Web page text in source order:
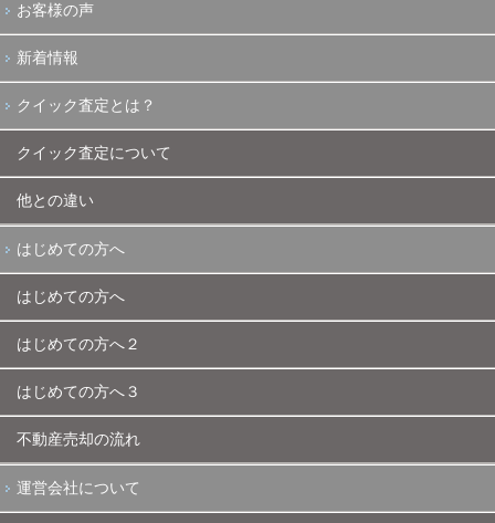
お客様の声
新着情報
クイック査定とは？
クイック査定について
他との違い
はじめての方へ
はじめての方へ
はじめての方へ２
はじめての方へ３
不動産売却の流れ
運営会社について